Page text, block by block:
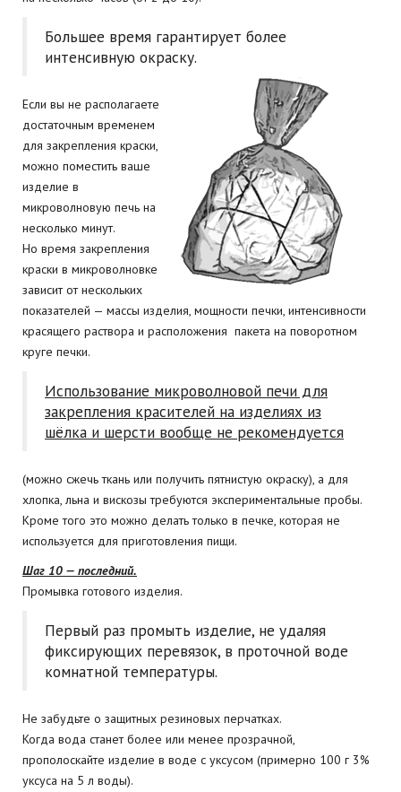
Большее время гарантирует более
интенсивную окраску.
Если вы не располагаете
достаточным временем
для закрепления краски,
можно поместить ваше
изделие в
микроволновую печь на
несколько минут.
Но время закрепления
краски в микроволновке
зависит от нескольких
показателей — массы изделия, мощности печки, интенсивности
красящего раствора и расположения пакета на поворотном
круге печки.
Использование микроволновой печи для
закрепления красителей на изделиях из
шёлка и шерсти вообще не рекомендуется
(можно сжечь ткань или получить пятнистую окраску), а для
хлопка, льна и вискозы требуются экспериментальные пробы.
Кроме того это можно делать только в печке, которая не
используется для приготовления пищи.
Шаг 10 — последний.
Промывка готового изделия.
Первый раз промыть изделие, не удаляя
фиксирующих перевязок, в проточной воде
комнатной температуры.
Не забудьте о защитных резиновых перчатках.
Когда вода станет более или менее прозрачной,
прополоскайте изделие в воде с уксусом (примерно 100 г 3%
уксуса на 5 л воды).